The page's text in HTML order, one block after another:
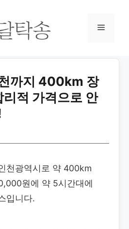
까지 400km 장
리적 가격으로 안
천광역시로 약 400km
원에 약 5시간대에
입니다.